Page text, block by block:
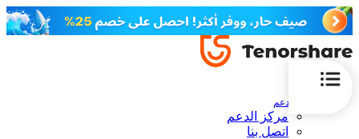
الدعم
مركز الدعم
اتصل بنا